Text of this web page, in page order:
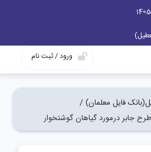
ورود / ثبت نام
فایل معلمان) /
طرح جابر درمورد گیاهان گوشتخوار